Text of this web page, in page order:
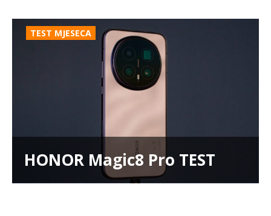
TEST MJESECA
HONOR Magic8 Pro TEST